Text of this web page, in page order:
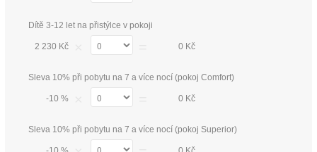
Dítě 3-12 let na přistýlce v pokoji
2 230 Kč 0 Kč
Sleva 10% při pobytu na 7 a více nocí (pokoj Comfort)
-10 % 0 Kč
Sleva 10% při pobytu na 7 a více nocí (pokoj Superior)